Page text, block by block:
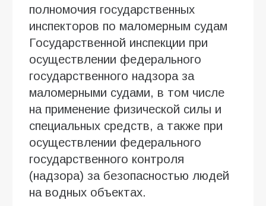
полномочия государственных
инспекторов по маломерным судам
Государственной инспекции при
осуществлении федерального
государственного надзора за
маломерными судами, в том числе
на применение физической силы и
специальных средств, а также при
осуществлении федерального
государственного контроля
(надзора) за безопасностью людей
на водных объектах.